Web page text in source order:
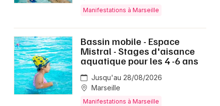
Manifestations à Marseille
Bassin mobile - Espace
Mistral - Stages d'aisance
aquatique pour les 4 -6 ans
Jusqu'au 28/08/2026
Marseille
Manifestations à Marseille